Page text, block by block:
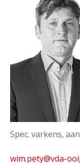
Spec. varkens,
wim.pety@vda-